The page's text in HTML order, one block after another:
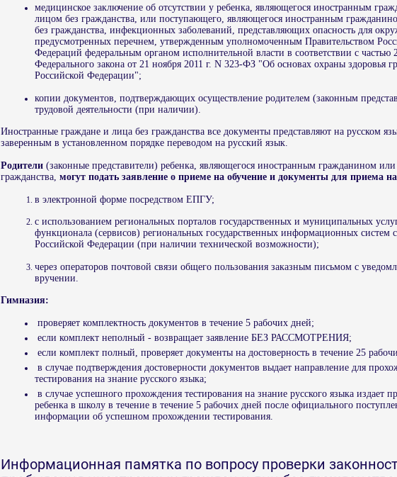
медицинское заключение об отсутствии у ребенка, являющегося иностранным
лицом без гражданства, или поступающего, являющегося иностранным
без гражданства, инфекционных заболеваний, представляющих опасность для
предусмотренных перечнем, утвержденным уполномоченным Правительством
Федераций федеральным органом исполнительной власти в соответствии с частью
Федерального закона от 21 ноября 2011 г. N 323-ФЗ "Об основах охраны здоровья
Российской Федерации";
копии документов, подтверждающих осуществление родителем (законным
трудовой деятельности (при наличии).
Иностранные граждане и лица без гражданства все документы представляют на русском
заверенным в установленном порядке переводом на русский язык.
Родители (законные представители) ребенка, являющегося иностранным гражданином
гражданства, могут подать заявление о приеме на обучение и документы для приема
в электронной форме посредством ЕПГУ;
с использованием региональных порталов государственных и муниципальных
функционала (сервисов) региональных государственных информационных систем
Российской Федерации (при наличии технической возможности);
через операторов почтовой связи общего пользования заказным письмом с
вручении.
Гимназия:
проверяет комплектность документов в течение 5 рабочих дней;
если комплект неполный - возвращает заявление БЕЗ РАССМОТРЕНИЯ;
если комплект полный, проверяет документы на достоверность в течение 25
в случае подтверждения достоверности документов выдает направление для
тестирования на знание русского языка;
в случае успешного прохождения тестирования на знание русского языка издает
ребенка в школу в течение в течение 5 рабочих дней после официального
информации об успешном прохождении тестирования.
Информационная памятка по вопросу проверки